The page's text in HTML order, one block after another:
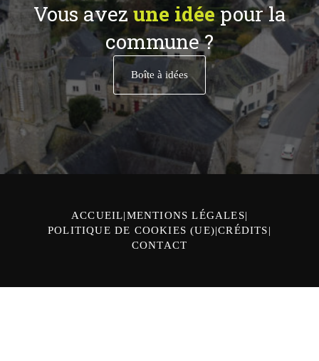
Vous avezune idéepour la
commune ?
Boîte à idées
ACCUEIL MENTIONS LÉGALES
POLITIQUE DE COOKIES (UE) CRÉDITS
CONTACT